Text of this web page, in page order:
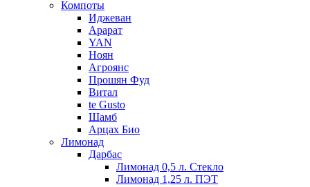
Компоты
Иджеван
Арарат
YAN
Ноян
Агроянс
Прошян Фуд
Витал
te Gusto
Шамб
Арцах Био
Лимонад
Дарбас
Лимонад 0,5 л. Стекло
Лимонад 1,25 л. ПЭТ